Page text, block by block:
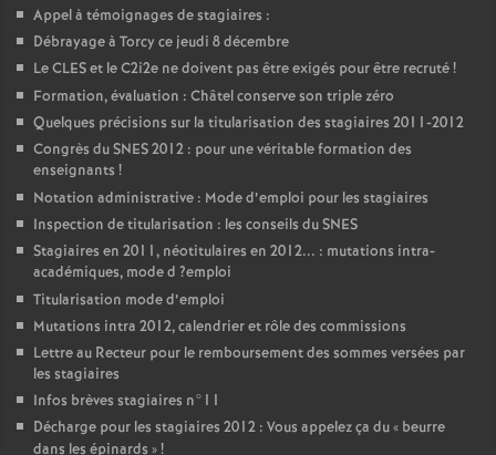
Appel à témoignages de stagiaires :
Débrayage à Torcy ce jeudi 8 décembre
LeCLESet le C2i2e ne doivent pas être exigés pour être recruté!
Formation, évaluation : Châtel conserve son triple zéro
Quelques précisions sur la titularisation des stagiaires 2011-2012
Congrès duSNES2012 : pour une véritable formation des
enseignants !
Notation administrative : Mode d’emploi pour les stagiaires
Inspection de titularisation : les conseils duSNES
Stagiaires en 2011, néotitulaires en 2012... : mutations intra-
académiques, mode d ?emploi
Titularisation mode d’emploi
Mutations intra 2012, calendrier et rôle des commissions
Lettre au Recteur pour le remboursement des sommes versées par
les stagiaires
Infos brèves stagiaires n°11
Décharge pour les stagiaires 2012 : Vous appelez ça du « beurre
dans les épinards »!